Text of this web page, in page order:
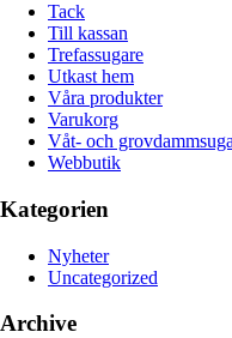
Tack
Till kassan
Trefassugare
Utkast hem
Våra produkter
Varukorg
Våt- och
Webbutik
Kategorien
Nyheter
Uncategorized
Archive